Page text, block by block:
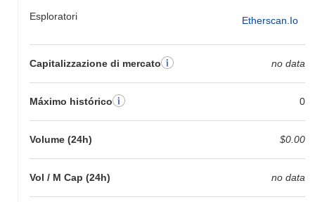
Esploratori Etherscan.io
Capitalizzazione di mercato no data
Máximo histórico 0
Volume (24h) $0.00
Vol / M Cap (24h) no data